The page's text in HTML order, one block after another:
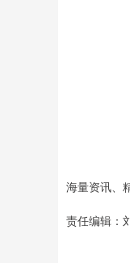
海量资讯、
责任编辑：